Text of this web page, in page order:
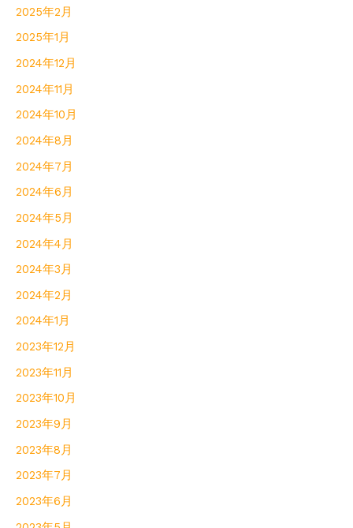
2025年2月
2025年1月
2024年12月
2024年11月
2024年10月
2024年8月
2024年7月
2024年6月
2024年5月
2024年4月
2024年3月
2024年2月
2024年1月
2023年12月
2023年11月
2023年10月
2023年9月
2023年8月
2023年7月
2023年6月